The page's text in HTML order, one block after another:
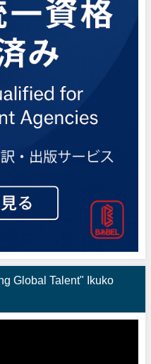
Global Talent" Ikuko